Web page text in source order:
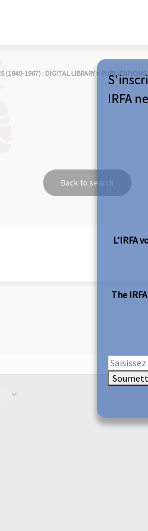
(1840-1967) : DIGITAL LIBRARY > PUBLICATIONS
Back to search
IRFA
L’IRFA
The